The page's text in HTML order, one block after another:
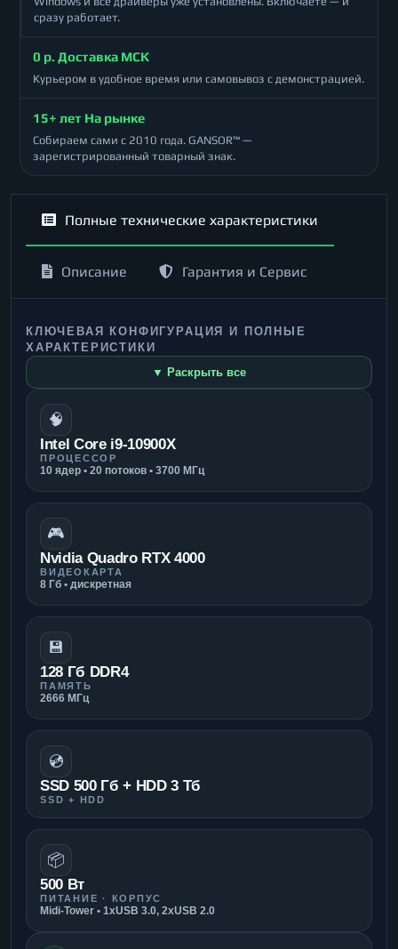
сразу работает.
0 р. Доставка МСК
Курьером в удобное время или самовывоз с демонстрацией.
15+ лет На рынке
Собираем сами с 2010 года. GANSOR™ —
зарегистрированный товарный знак.
Полные технические характеристики
Описание Гарантия и Сервис
КЛЮЧЕВАЯ КОНФИГУРАЦИЯ И ПОЛНЫЕ
ХАРАКТЕРИСТИКИ
▼ Раскрыть все
🧠
Intel Core i9-10900X
ПРОЦЕССОР
10 ядер • 20 потоков • 3700 МГц
🎮
Nvidia Quadro RTX 4000
ВИДЕОКАРТА
8 Гб • дискретная
💾
128 Гб DDR4
ПАМЯТЬ
2666 МГц
💿
SSD 500 Гб + HDD 3 Тб
SSD + HDD
📦
500 Вт
ПИТАНИЕ · КОРПУС
Midi-Tower • 1xUSB 3.0, 2xUSB 2.0